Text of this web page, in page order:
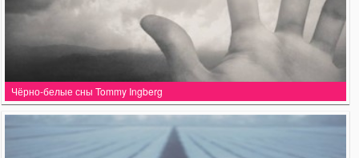
Чёрно-белые сны Tommy Ingberg